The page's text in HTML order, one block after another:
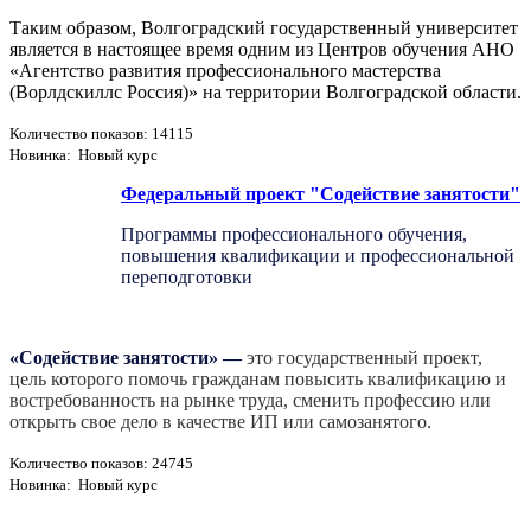
Таким образом, Волгоградский государственный университет
является в настоящее время одним из Центров обучения АНО
«Агентство развития профессионального мастерства
(Ворлдскиллс Россия)» на территории Волгоградской области.
Количество показов: 14115
Новинка: Новый курс
Федеральный проект "Содействие занятости"
Программы профессионального обучения,
повышения квалификации и профессиональной
переподготовки
«Содействие занятости» —это государственный проект,
цель которого помочь гражданам повысить квалификацию и
востребованность на рынке труда, сменить профессию или
открыть свое дело в качестве ИП или самозанятого.
Количество показов: 24745
Новинка: Новый курс